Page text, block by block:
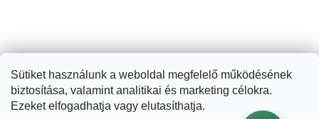
Sütiket használunk a weboldal megfelelő működésének
biztosítása, valamint analitikai és marketing célokra.
Ezeket elfogadhatja vagy elutasíthatja.
Shoptet készítette